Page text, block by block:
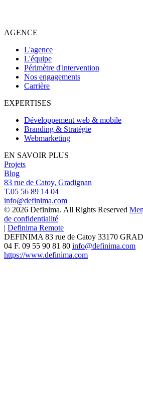
AGENCE
L'agence
L'équipe
Périmètre d'intervention
Nos engagements
Carrière
EXPERTISES
Développement web & mobile
Branding & Stratégie
Webmarketing
EN SAVOIR PLUS
Projets
Blog
83 rue de Catoy, Gradignan
T.05 56 89 14 04
info@definima.com
© 2026 Definima. All Rights Reserved
de confidentialité
| Definima Remote
DEFINIMA 83 rue de Catoy 33170
04 F. 09 55 90 81 80 info@definima.com
https://www.definima.com